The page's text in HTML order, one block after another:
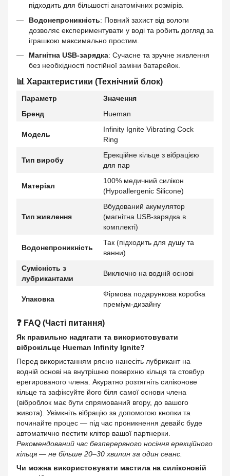
підходить для більшості анатомічних розмірів.
Водонепроникність: Повний захист від вологи
дозволяє експериментувати у воді та робить догляд за
іграшкою максимально простим.
Магнітна USB-зарядка: Сучасне та зручне живлення
без необхідності постійної заміни батарейок.
📊 Характеристики (Технічний блок)
Параметр
Значення
Бренд
Hueman
Модель
Infinity Ignite Vibrating Cock
Ring
Тип виробу
Ерекційне кільце з вібрацією
для пар
Матеріал
100% медичний силікон
(Hypoallergenic Silicone)
Тип живлення
Вбудований акумулятор
(магнітна USB-зарядка в
комплекті)
Водонепроникність
Так (підходить для душу та
ванни)
Сумісність з
лубрикантами
Виключно на водній основі
Упаковка
Фірмова подарункова коробка
преміум-дизайну
❓ FAQ (Часті питання)
Як правильно надягати та використовувати
віброкільце Hueman Infinity Ignite?
Перед використанням рясно нанесіть лубрикант на
водній основі на внутрішню поверхню кільця та стовбур
ерегированого члена. Акуратно розтягніть силіконове
кільце та зафіксуйте його біля самої основи члена
(віброблок має бути спрямований вгору, до вашого
живота). Увімкніть вібрацію за допомогою кнопки та
починайте процес — під час проникнення девайс буде
автоматично пестити клітор вашої партнерки.
Рекомендований час безперервного носіння ерекційного
кільця — не більше 20–30 хвилин за один сеанс.
Чи можна використовувати мастила на силіконовій